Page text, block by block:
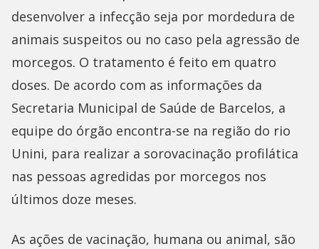
desenvolver a infecção seja por mordedura de
animais suspeitos ou no caso pela agressão de
morcegos. O tratamento é feito em quatro
doses. De acordo com as informações da
Secretaria Municipal de Saúde de Barcelos, a
equipe do órgão encontra-se na região do rio
Unini, para realizar a sorovacinação profilática
nas pessoas agredidas por morcegos nos
últimos doze meses.
As ações de vacinação, humana ou animal, são